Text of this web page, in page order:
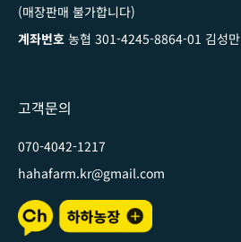
(매장판매 불가합니다)
계좌번호 농협 301-4245-8864-01 김성만
고객문의
070-4042-1217
hahafarm.kr@gmail.com